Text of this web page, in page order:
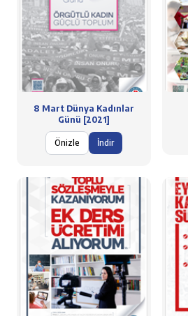
8 Mart Dünya Kadınlar
Günü [2021]
Önizle İndir